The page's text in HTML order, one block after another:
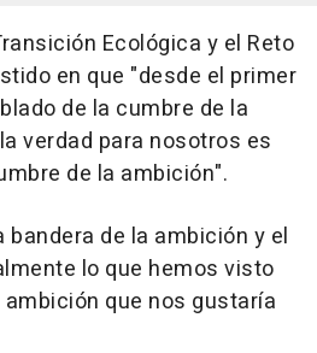
Ecológica y el Reto
en que "desde el primer
de la cumbre de la
verdad para nosotros es
de la ambición".
de la ambición y el
lo que hemos visto
que nos gustaría